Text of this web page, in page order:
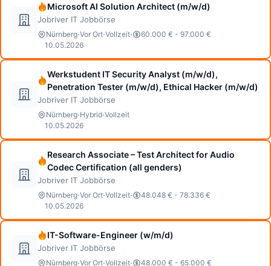
Microsoft AI Solution Architect (m/w/d)
Jobriver IT Jobbörse
Nürnberg·Vor Ort·Vollzeit·
60.000 € - 97.000 €
10.05.2026
Werkstudent IT Security Analyst (m/w/d),
Penetration Tester (m/w/d), Ethical Hacker (m/w/d)
Jobriver IT Jobbörse
Nürnberg·Hybrid·Vollzeit
10.05.2026
Research Associate – Test Architect for Audio
Codec Certification (all genders)
Jobriver IT Jobbörse
Nürnberg·Vor Ort·Vollzeit·
48.048 € - 78.336 €
10.05.2026
IT-Software-Engineer (w/m/d)
Jobriver IT Jobbörse
Nürnberg·Vor Ort·Vollzeit·
48.000 € - 65.000 €